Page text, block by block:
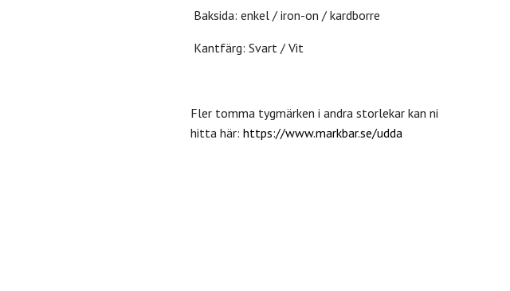
Baksida: enkel / iron-on / kardborre
Kantfärg: Svart / Vit
Fler tomma tygmärken i andra storlekar kan ni
hitta här: https://www.markbar.se/udda